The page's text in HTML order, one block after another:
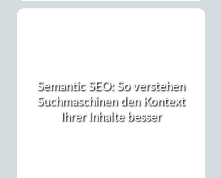
Semantic SEO: So verstehen
Suchmaschinen den Kontext
Ihrer Inhalte besser